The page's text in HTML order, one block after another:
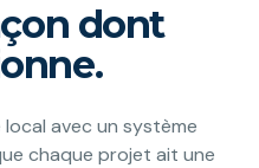
dont
avec un système
chaque projet ait une